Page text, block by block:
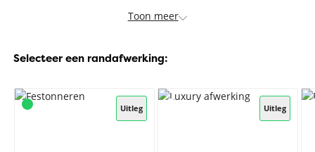
Toon meer
Selecteer een randafwerking:
Uitleg Uitleg